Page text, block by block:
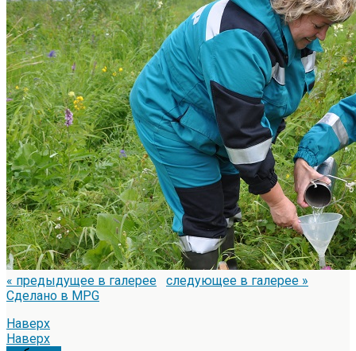
« предыдущее в галерее
следующее в галерее »
Сделано в MPG
Наверх
Наверх